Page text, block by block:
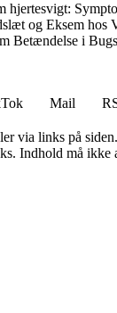
hjertesvigt:
og Eksem hos
Betændelse i
Mail
via links på siden.
Indhold må ikke